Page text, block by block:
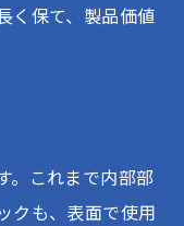
く保て、製品価値
。これまで内部部
クも、表面で使用